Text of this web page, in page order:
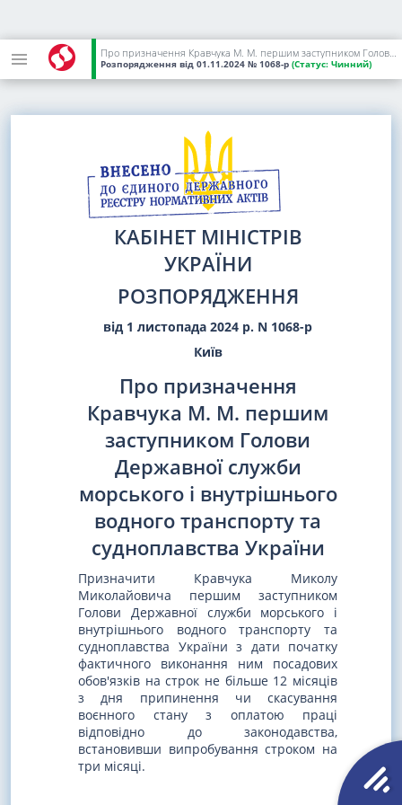
Про призначення Кравчука М. М. першим заступником Голови Державної служби морського і внутрішнього водного транспорту та судноплавства України
Розпорядження від 01.11.2024 № 1068-р (Статус: Чинний)
КАБІНЕТ МІНІСТРІВ
УКРАЇНИ
РОЗПОРЯДЖЕННЯ
від 1 листопада 2024 р. N 1068-р
Київ
Про призначення
Кравчука М. М. першим
заступником Голови
Державної служби
морського і внутрішнього
водного транспорту та
судноплавства України
Призначити Кравчука Миколу
Миколайовича першим заступником
Голови Державної служби морського і
внутрішнього водного транспорту та
судноплавства України з дати початку
фактичного виконання ним посадових
обов'язків на строк не більше 12 місяців
з дня припинення чи скасування
воєнного стану з оплатою праці
відповідно до законодавства,
встановивши випробування строком на
три місяці.